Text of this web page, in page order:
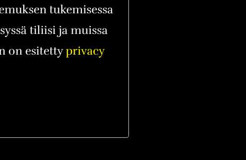
tukemisessa
tiliisi ja muissa
on esitettyprivacy